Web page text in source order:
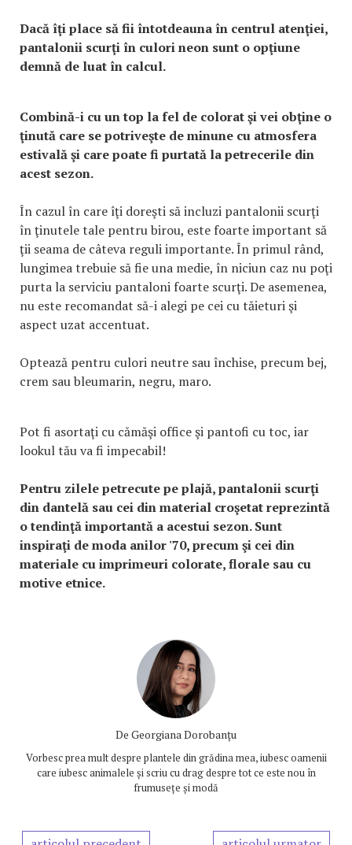
Dacă îţi place să fii întotdeauna în centrul atenţiei,
pantalonii scurţi în culori neon sunt o opţiune
demnă de luat în calcul.
Combină-i cu un top la fel de colorat şi vei obţine o
ţinută care se potriveşte de minune cu atmosfera
estivală şi care poate fi purtată la petrecerile din
acest sezon.
În cazul în care îţi doreşti să incluzi pantalonii scurţi
în ţinutele tale pentru birou, este foarte important să
ţii seama de câteva reguli importante. În primul rând,
lungimea trebuie să fie una medie, în niciun caz nu poţi
purta la serviciu pantaloni foarte scurţi. De asemenea,
nu este recomandat să-i alegi pe cei cu tăieturi şi
aspect uzat accentuat.
Optează pentru culori neutre sau închise, precum bej,
crem sau bleumarin, negru, maro.
Pot fi asortaţi cu cămăşi office şi pantofi cu toc, iar
lookul tău va fi impecabil!
Pentru zilele petrecute pe plajă, pantalonii scurţi
din dantelă sau cei din material croşetat reprezintă
o tendinţă importantă a acestui sezon. Sunt
inspiraţi de moda anilor '70, precum şi cei din
materiale cu imprimeuri colorate, florale sau cu
motive etnice.
De Georgiana Dorobanțu
Vorbesc prea mult despre plantele din grădina mea, iubesc oamenii
care iubesc animalele și scriu cu drag despre tot ce este nou în
frumusețe și modă